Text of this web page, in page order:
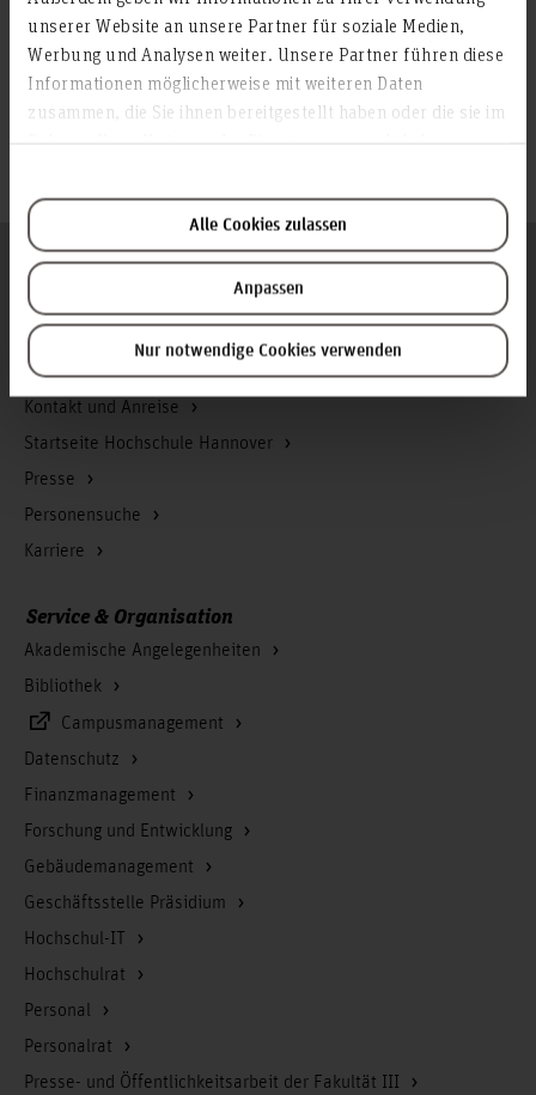
unserer Website an unsere Partner für soziale Medien,
Werbung und Analysen weiter. Unsere Partner führen diese
Informationen möglicherweise mit weiteren Daten
zusammen, die Sie ihnen bereitgestellt haben oder die sie im
Alle Cookies zulassen
Anpassen
Nur notwendige Cookies verwenden
© Cilia Klinger
© Cilia Klinger
Infos zur Hochschule
Kontakt und Anreise
Startseite Hochschule Hannover
Presse
Personensuche
Karriere
Folgen Sie uns
Service & Organisation
Akademische Angelegenheiten
Bibliothek
Campusmanagement
Datenschutz
Finanzmanagement
Forschung und Entwicklung
Gebäudemanagement
Geschäftsstelle Präsidium
Hochschul-IT
Hochschulrat
Personal
Personalrat
Presse- und Öffentlichkeitsarbeit der Fakultät III